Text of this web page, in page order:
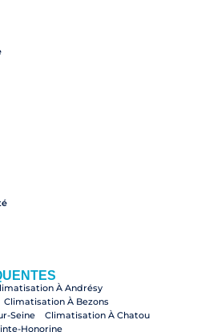
À Andrésy
Climatisation À Bezons
Seine
Climatisation À Chatou
Honorine